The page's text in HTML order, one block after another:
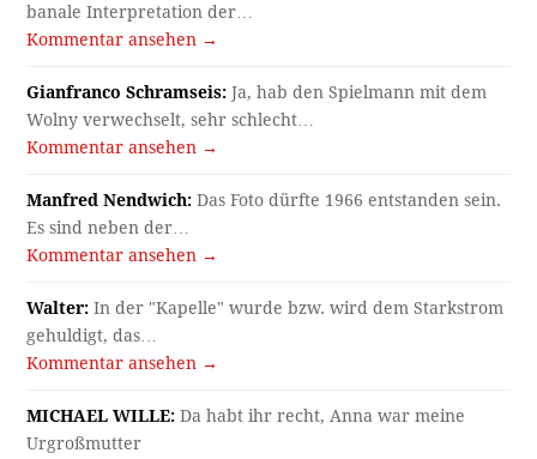
banale Interpretation der…
Kommentar ansehen →
Gianfranco Schramseis: Ja, hab den Spielmann mit dem
Wolny verwechselt, sehr schlecht…
Kommentar ansehen →
Manfred Nendwich: Das Foto dürfte 1966 entstanden sein.
Es sind neben der…
Kommentar ansehen →
Walter: In der "Kapelle" wurde bzw. wird dem Starkstrom
gehuldigt, das…
Kommentar ansehen →
MICHAEL WILLE: Da habt ihr recht, Anna war meine
Urgroßmutter